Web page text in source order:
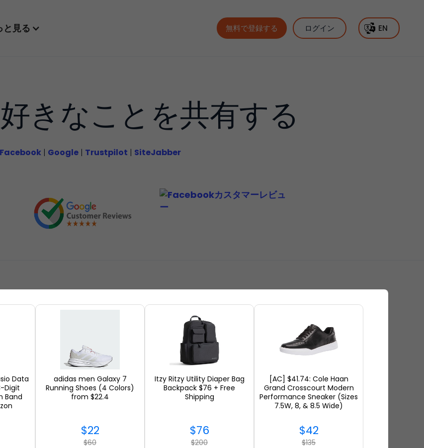
と見る 無料で登録する ログイン EN
きなことを共有する
Facebook| Google| Trustpilot | SiteJabber
マーレビューを見る
Data
Digit
Band
adidas men Galaxy 7
Running Shoes (4 Colors)
from $22.4
$22
$60
Itzy Ritzy Utility Diaper Bag
Backpack $76 + Free
Shipping
$76
$200
[AC] $41.74: Cole Haan
Grand Crosscourt Modern
Performance Sneaker (Sizes
7.5W, 8, & 8.5 Wide)
$42
$135